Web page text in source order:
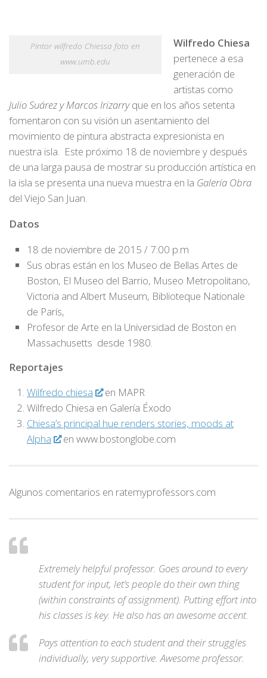
Pintor wilfredo Chiessa foto en
www.umb.edu
Wilfredo Chiesa
pertenece a esa
generación de
artistas como
Julio Suárez y Marcos Irizarryque en los años setenta
fomentaron con su visión un asentamiento del
movimiento de pintura abstracta expresionista en
nuestra isla. Este próximo 18 de noviembre y después
de una larga pausa de mostrar su producción artística en
la isla se presenta una nueva muestra en la Galería Obra
del Viejo San Juan.
Datos
18 de noviembre de 2015 / 7:00 p.m
Sus obras están en los Museo de Bellas Artes de
Boston, El Museo del Barrio, Museo Metropolitano,
Victoria and Albert Museum, Biblioteque Nationale
de París,
Profesor de Arte en la Universidad de Boston en
Massachusetts desde 1980.
Reportajes
Wilfredo chiesa
en MAPR
Wilfredo Chiesa en Galería Éxodo
Chiesa’s principal hue renders stories, moods at
Alpha
en www.bostonglobe.com
Algunos comentarios en ratemyprofessors.com
Extremely helpful professor. Goes around to every
student for input, let’s people do their own thing
(within constraints of assignment). Putting effort into
his classes is key. He also has an awesome accent.
Pays attention to each student and their struggles
individually, very supportive. Awesome professor.